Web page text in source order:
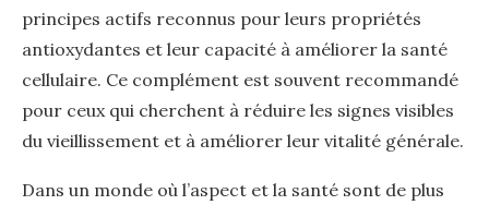
principes actifs reconnus pour leurs propriétés
antioxydantes et leur capacité à améliorer la santé
cellulaire. Ce complément est souvent recommandé
pour ceux qui cherchent à réduire les signes visibles
du vieillissement et à améliorer leur vitalité générale.
Dans un monde où l’aspect et la santé sont de plus